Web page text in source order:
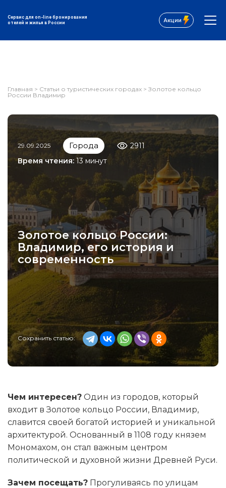
Сервис для on-line бронирования
отелей и жилья в России
Акции
Главная > Статьи о туристических городах > Золотое кольцо
России Владимир
29.09.2025 Города
2911
Время чтения: 13 минут
Золотое кольцо России:
Владимир, его история и
современность
Сохранить статью:
Чем интересен? Один из городов, который
входит в Золотое кольцо России, Владимир,
славится своей богатой историей и уникальной
архитектурой. Основанный в 1108 году князем
Мономахом, он стал важным центром
политической и духовной жизни Древней Руси.
Зачем посещать? Прогуливаясь по улицам